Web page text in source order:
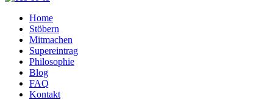
eco·so·lo
Home
Stöbern
Mitmachen
Supereintrag
Philosophie
Blog
FAQ
Kontakt